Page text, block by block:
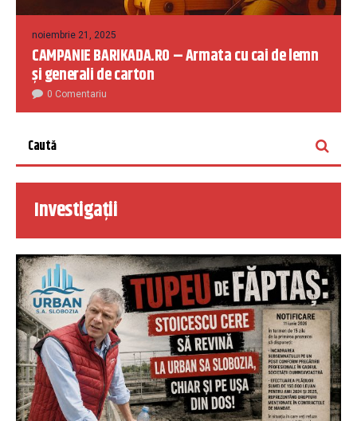
noiembrie 21, 2025
CAMPANIE BARIKADA.RO – Armata cu cai de lemn
și generali de carton
0 Comentariu
Investigații